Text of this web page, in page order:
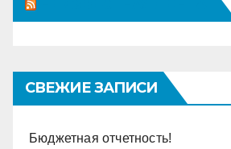
СВЕЖИЕ ЗАПИСИ
Бюджетная отчетность!